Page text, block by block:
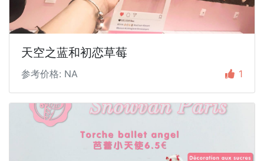
天空之蓝和初恋草莓
参考价格: NA 1